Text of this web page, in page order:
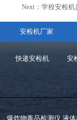
Next： 学校安检机
安检机厂家
快递安检机 安
， 爆炸物毒品检测仪 液